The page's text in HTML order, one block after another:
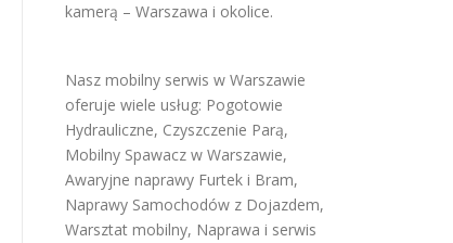
kamerą – Warszawa i okolice.
Nasz mobilny serwis w Warszawie
oferuje wiele usług: Pogotowie
Hydrauliczne, Czyszczenie Parą,
Mobilny Spawacz w Warszawie,
Awaryjne naprawy Furtek i Bram,
Naprawy Samochodów z Dojazdem,
Warsztat mobilny, Naprawa i serwis